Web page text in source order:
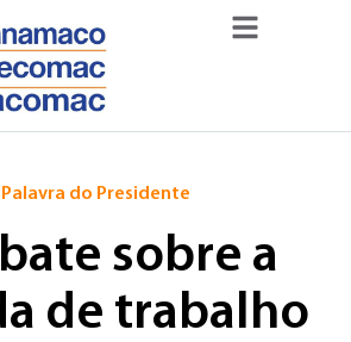
Palavra do Presidente
sobre a
de trabalho